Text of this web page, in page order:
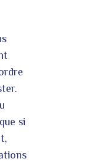
si